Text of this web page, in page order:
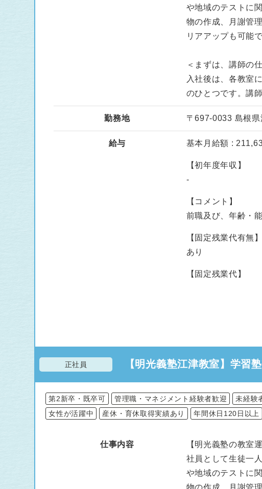
や地域のテストに
物の作成、月謝管
リアアップも可能で
＜まずは、講師の
入社後は、各教室
のひとつです。講
勤務地 〒697-0033 島根
給与 基本月給額 :
【初年度年収】
-
【コメント】
前職及び、年齢・
【固定残業代有無】
あり
【固定残業代】
正社員 【明光義塾江津教室】学習
第2新卒・既卒可 管理職・マネジメント経験者歓迎 未経験
女性が活躍中
産休・育休取得実績あり 年間休日120日以上
仕事内容
【明光義塾の教室
社員として生徒一
や地域のテストに